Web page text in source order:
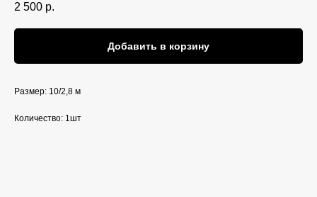
2 500 р.
Добавить в корзину
Размер: 10/2,8 м
Количество: 1шт